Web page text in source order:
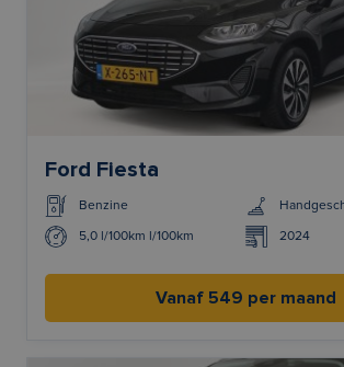
Ford Fiesta
Benzine
5,0 l/100km l/100km 2024
Vanaf 549 per maand